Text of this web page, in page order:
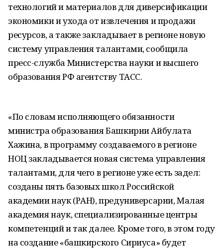
технологий и материалов для диверсификации
экономики и ухода от извлечения и продажи
ресурсов, а также закладывает в регионе новую
систему управления талантами, сообщила
пресс-служба Министерства науки и высшего
образования РФ агентству ТАСС.
«По словам исполняющего обязанности
министра образования Башкирии Айбулата
Хажина, в программу создаваемого в регионе
НОЦ закладывается новая система управления
талантами, для чего в регионе уже есть задел:
созданы пять базовых школ Российской
академии наук (РАН), предуниверсарии, Малая
академия наук, специализированные центры
компетенций и так далее. Кроме того, в этом году
на создание «башкирского Сириуса» будет